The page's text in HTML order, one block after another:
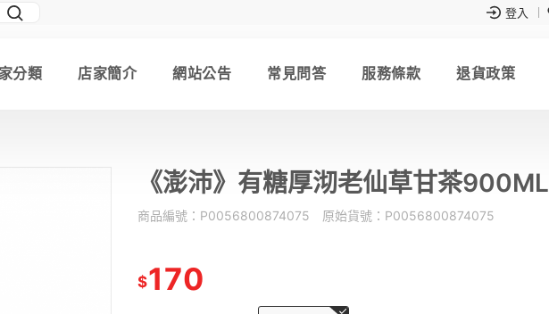
登入
分類 店家簡介 網站公告 常見問答 服務條款 退貨政策
《澎沛》有糖厚沏老仙草甘茶900ML
商品編號： P0056800874075 原始貨號： P0056800874075
$170